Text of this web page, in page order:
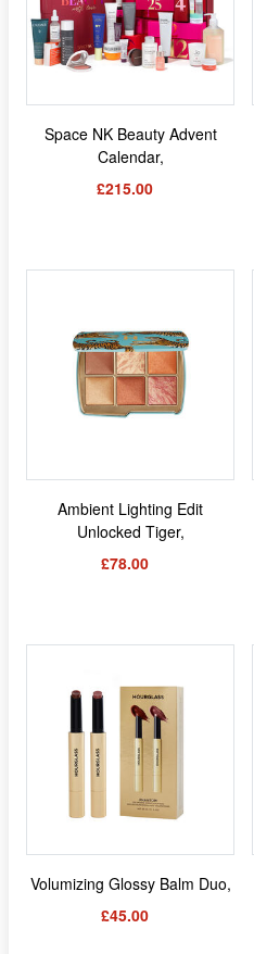
Space NK Beauty Advent
Calendar,
£215.00
Ambient Lighting Edit
Unlocked Tiger,
£78.00
Volumizing Glossy Balm Duo,
£45.00